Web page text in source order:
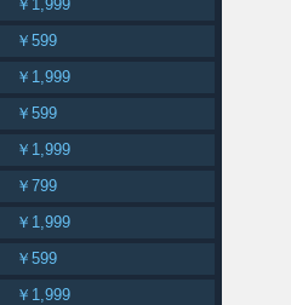
￥1,999
￥599
￥1,999
￥599
￥1,999
￥799
￥1,999
￥599
￥1,999